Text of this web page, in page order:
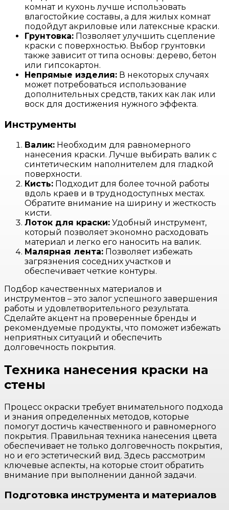
комнат и кухонь лучше использовать
влагостойкие составы, а для жилых комнат
подойдут акриловые или латексные краски.
Грунтовка: Позволяет улучшить сцепление
краски с поверхностью. Выбор грунтовки
также зависит от типа основы: дерево, бетон
или гипсокартон.
Непрямые изделия: В некоторых случаях
может потребоваться использование
дополнительных средств, таких как лак или
воск для достижения нужного эффекта.
Инструменты
Валик: Необходим для равномерного
нанесения краски. Лучше выбирать валик с
синтетическим наполнителем для гладкой
поверхности.
Кисть: Подходит для более точной работы
вдоль краев и в труднодоступных местах.
Обратите внимание на ширину и жесткость
кисти.
Лоток для краски: Удобный инструмент,
который позволяет экономно расходовать
материал и легко его наносить на валик.
Малярная лента: Позволяет избежать
загрязнения соседних участков и
обеспечивает четкие контуры.
Подбор качественных материалов и
инструментов – это залог успешного завершения
работы и удовлетворительного результата.
Сделайте акцент на проверенные бренды и
рекомендуемые продукты, что поможет избежать
неприятных ситуаций и обеспечить
долговечность покрытия.
Техника нанесения краски на
стены
Процесс окраски требует внимательного подхода
и знания определенных методов, которые
помогут достичь качественного и равномерного
покрытия. Правильная техника нанесения цвета
обеспечивает не только долговечность покрытия,
но и его эстетический вид. Здесь рассмотрим
ключевые аспекты, на которые стоит обратить
внимание при выполнении данной задачи.
Подготовка инструмента и материалов